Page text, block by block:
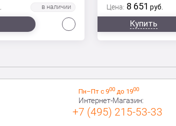
Цена: 8 651 руб.
Купить
Пн–Пт с 900до 1900
Интернет-Магазин:
+7 (495) 215-53-33